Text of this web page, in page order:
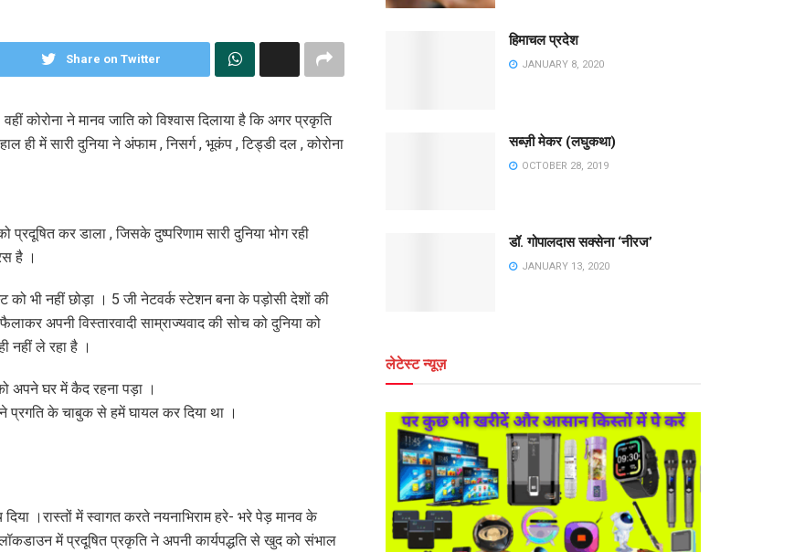
Share on Twitter
कोरोना ने मानव जाति को विश्वास दिलाया है कि अगर प्रकृति
ही में सारी दुनिया ने अंफाम , निसर्ग , भूकंप , टिड्डी दल , कोरोना
कर डाला , जिसके दुष्परिणाम सारी दुनिया भोग रही
है ।
भी नहीं छोड़ा । 5 जी नेटवर्क स्टेशन बना के पड़ोसी देशों की
अपनी विस्तारवादी साम्राज्यवाद की सोच को दुनिया को
नहीं ले रहा है ।
अपने घर में कैद रहना पड़ा ।
प्रगति के चाबुक से हमें घायल कर दिया था ।
।रास्तों में स्वागत करते नयनाभिराम हरे- भरे पेड़ मानव के
में प्रदूषित प्रकृति ने अपनी कार्यपद्धति से खुद को संभाल
हिमाचल प्रदेश
JANUARY 8, 2020
सब्ज़ी मेकर (लघुकथा)
OCTOBER 28, 2019
डॉ. गोपालदास सक्सेना ‘नीरज’
JANUARY 13, 2020
लेटेस्ट न्यूज़